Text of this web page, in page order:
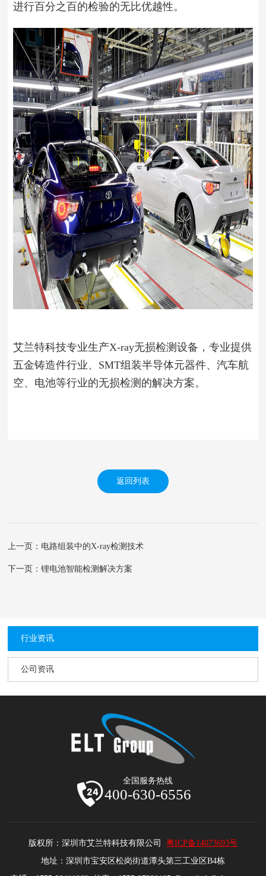
进行百分之百的检验的无比优越性。
艾兰特科技专业生产X-ray无损检测设备，专业提供
五金铸造件行业、SMT组装半导体元器件、汽车航
空、电池等行业的无损检测的解决方案。
返回列表
上一页：电路组装中的X-ray检测技术
下一页：锂电池智能检测解决方案
行业资讯
公司资讯
全国服务热线
400-630-6556
版权所：深圳市艾兰特科技有限公司 粤ICP备14073693号
地址：深圳市宝安区松岗街道潭头第三工业区B4栋